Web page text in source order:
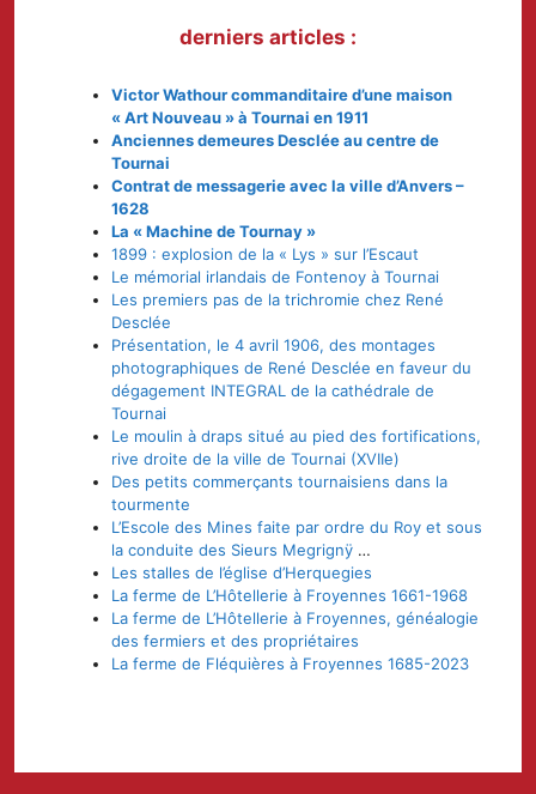
derniers articles :
Victor Wathour commanditaire d’une maison
« Art Nouveau » à Tournai en 1911
Anciennes demeures Desclée au centre de
Tournai
Contrat de messagerie avec la ville d’Anvers –
1628
La « Machine de Tournay »
1899 : explosion de la « Lys » sur l’Escaut
Le mémorial irlandais de Fontenoy à Tournai
Les premiers pas de la trichromie chez René
Desclée
Présentation, le 4 avril 1906, des montages
photographiques de René Desclée en faveur du
dégagement INTEGRAL de la cathédrale de
Tournai
Le moulin à draps situé au pied des fortifications,
rive droite de la ville de Tournai (XVIIe)
Des petits commerçants tournaisiens dans la
tourmente
L’Escole des Mines faite par ordre du Roy et sous
la conduite des Sieurs Megrignÿ …
Les stalles de l’église d’Herquegies
La ferme de L’Hôtellerie à Froyennes 1661-1968
La ferme de L’Hôtellerie à Froyennes, généalogie
des fermiers et des propriétaires
La ferme de Fléquières à Froyennes 1685-2023